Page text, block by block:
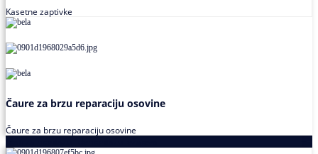
Kasetne zaptivke
Čaure za brzu reparaciju osovine
Čaure za brzu reparaciju osovine